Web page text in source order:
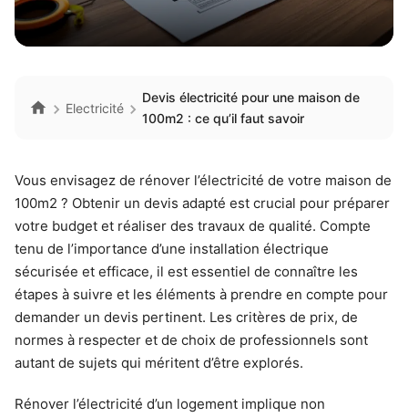
Electricité
Devis électricité pour une maison de
100m2 : ce qu’il faut savoir
Vous envisagez de rénover l’électricité de votre maison de
100m2 ? Obtenir un devis adapté est crucial pour préparer
votre budget et réaliser des travaux de qualité. Compte
tenu de l’importance d’une installation électrique
sécurisée et efficace, il est essentiel de connaître les
étapes à suivre et les éléments à prendre en compte pour
demander un devis pertinent. Les critères de prix, de
normes à respecter et de choix de professionnels sont
autant de sujets qui méritent d’être explorés.
Rénover l’électricité d’un logement implique non